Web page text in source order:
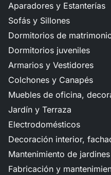
Aparadores y Estanterías
Sofás y Sillones
Dormitorios de
Dormitorios juveniles
Armarios y Vestidores
Colchones y Canapés
Muebles de oficina,
Jardín y Terraza
Electrodomésticos
Decoración interior,
Mantenimiento de
Fabricación y